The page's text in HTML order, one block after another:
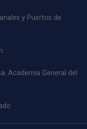
y Puertos de
Academia General del